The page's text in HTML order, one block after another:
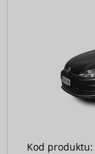
Kod produktu: